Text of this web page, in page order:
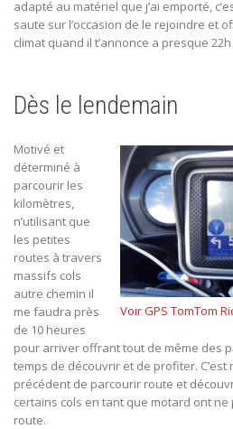
adapté au matériel que j’ai emporté,
saute sur l’occasion de le rejoindre et
climat quand il t’annonce a presque 22h
Dès le lendemain
Voir GPS TomTom
Motivé et
déterminé à
parcourir les
kilomètres,
n’utilisant que
les petites
routes à travers
massifs cols
autre chemin il
me faudra près
de 10 heures
pour arriver offrant tout de même des
temps de découvrir et de profiter.
précédent de parcourir route et
certains cols en tant que motard ont
route.